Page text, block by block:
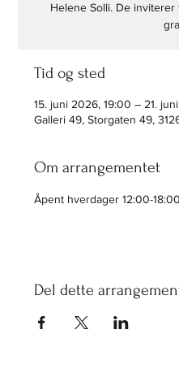
Helene Solli. De
Tid og sted
15. juni 2026, 19:00 – 21.
Galleri 49, Storgaten 49,
Om arrangementet
Åpent hverdager 12:00-
Del dette